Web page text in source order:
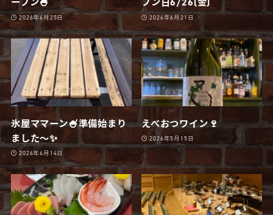
2026年6月25日 2026年6月21日
氷屋ママーン🍧準備始まり
ました〜✨
2026年6月14日
えべおつワイン🍷
2026年5月15日